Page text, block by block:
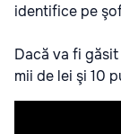
identifice pe
Dacă va fi
mii de lei şi 10